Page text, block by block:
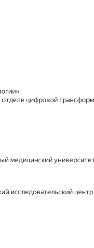
отделе цифровой
медицинский
исследовательский